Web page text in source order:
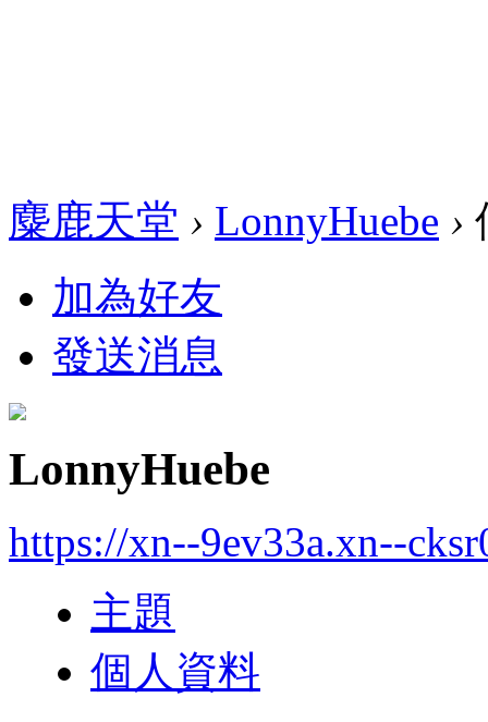
麋鹿天堂 › LonnyHuebe ›
加為好友
發送消息
LonnyHuebe
https://xn--9ev33a.xn--
主題
個人資料